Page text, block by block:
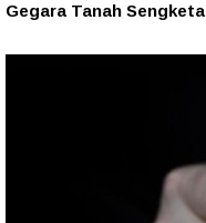
Gegara Tanah Sengketa